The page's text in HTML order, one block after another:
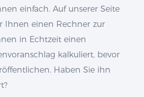
einfach. Auf unserer Seite
Ihnen einen Rechner zur
in Echtzeit einen
kalkuliert, bevor
Haben Sie ihn